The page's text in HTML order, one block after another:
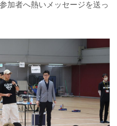
加者へ熱いメッセージを送っ